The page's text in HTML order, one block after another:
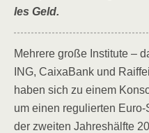
les Geld.
Meh­re­re gro­ße Insti­tu­te –
ING, Caix­a­Bank und
haben sich zu einem
um einen regu­lier­ten
der zwei­ten Jah­res­hälf­te